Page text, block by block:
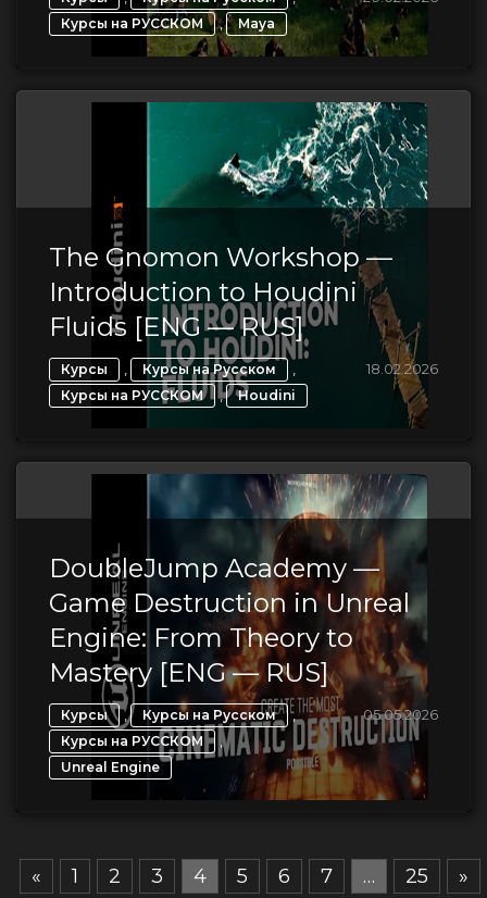
Курсы на РУССКОМ , Maya
The Gnomon Workshop —
Introduction to Houdini
Fluids [ENG — RUS]
Курсы , Курсы на Русском ,
Курсы на РУССКОМ , Houdini
18.02.2026
DoubleJump Academy —
Game Destruction in Unreal
Engine: From Theory to
Mastery [ENG — RUS]
Курсы , Курсы на Русском ,
Курсы на РУССКОМ ,
Unreal Engine
05.05.2026
« 1 2 3 4 5 6 7 … 25 »